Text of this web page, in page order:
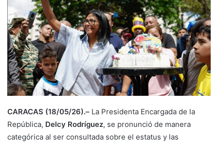
CARACAS (18/05/26).– La Presidenta Encargada de la
República, Delcy Rodríguez, se pronunció de manera
categórica al ser consultada sobre el estatus y las